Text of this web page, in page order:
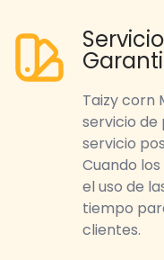
Taizy corn
servicio de
servicio
Cuando
el uso de
tiempo
clientes.